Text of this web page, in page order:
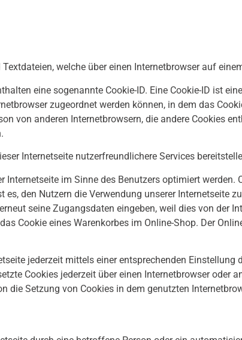
welche über einen Internetbrowser auf
eine sogenannte Cookie-ID. Eine Cookie-ID ist
zugeordnet werden können, in dem das
von anderen Internetbrowsern, die andere Cookies
Internetseite nutzerfreundlichere Services
im Sinne des Benutzers optimiert werden.
den Nutzern die Verwendung unserer Internetseite
seine Zugangsdaten eingeben, weil dies von der
Cookie eines Warenkorbes im Online-Shop. Der
jederzeit mittels einer entsprechenden
Cookies jederzeit über einen Internetbrowser oder
Setzung von Cookies in dem genutzten